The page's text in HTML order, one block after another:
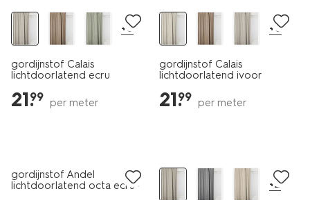
+6
gordijnstof Calais
lichtdoorlatend ecru
21.
99 per meter
+6
gordijnstof Calais
lichtdoorlatend ivoor
21.
99 per meter
gordijnstof Andel
lichtdoorlatend octa ecru-
+2